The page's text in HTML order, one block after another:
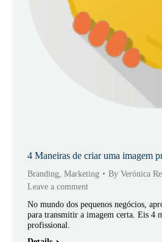
4 Maneiras de criar uma imagem
Branding Marketing By Verónica
Leave a comment
No mundo dos pequenos negócios,
para transmitir a imagem certa. Eis 4
profissional.